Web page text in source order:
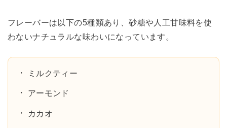
フレーバーは以下の5種類あり、砂糖や人工甘味料を使
わないナチュラルな味わいになっています。
ミルクティー
アーモンド
カカオ